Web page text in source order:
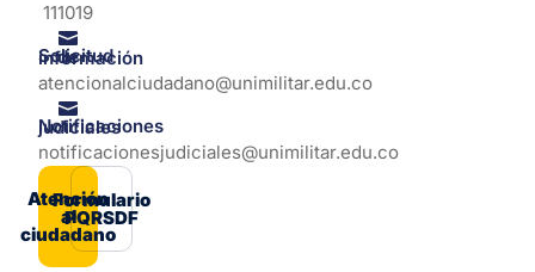
111019
Solicitud de información
atencionalciudadano@unimilitar.edu.co
Notificaciones judiciales
notificacionesjudiciales@unimilitar.edu.co
Atención
al
ciudadano
Formulario
PQRSDF